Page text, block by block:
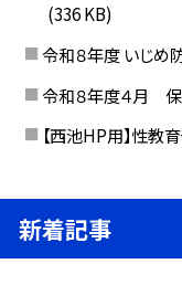
(336 KB)
令和８年度 いじめ
令和８年度４月
【西池HP用】性教
新着記事